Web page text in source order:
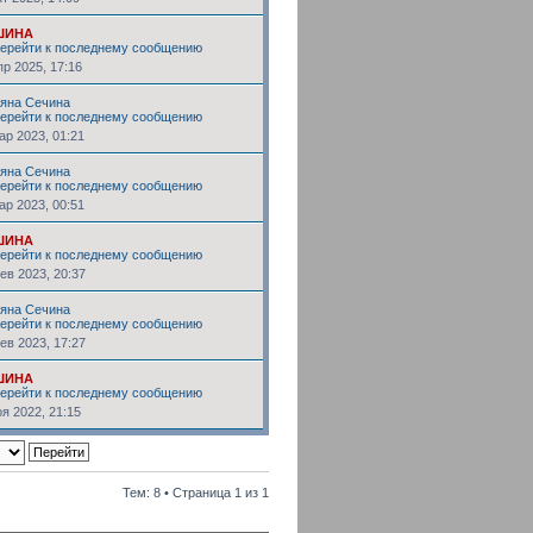
2025, 17:16
Сечина
2023, 01:21
Сечина
2023, 00:51
2023, 20:37
Сечина
2023, 17:27
2022, 21:15
Тем: 8 • Страница 1 из 1